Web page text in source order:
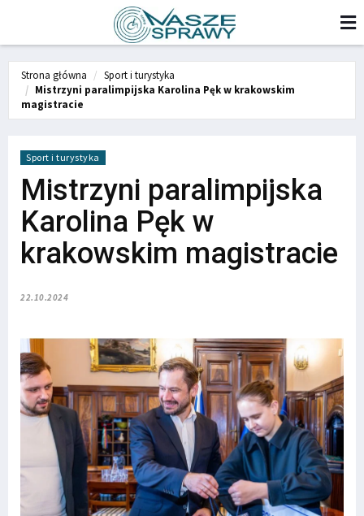
Strona główna
Sport i turystyka
Mistrzyni paralimpijska Karolina Pęk w krakowskim
magistracie
Sport i turystyka
Mistrzyni paralimpijska
Karolina Pęk w
krakowskim magistracie
22.10.2024